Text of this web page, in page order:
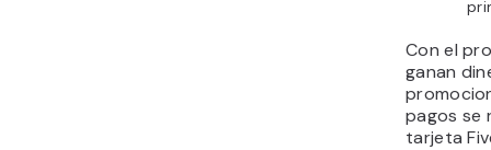
Con el
ganan
pagos se
tarjeta